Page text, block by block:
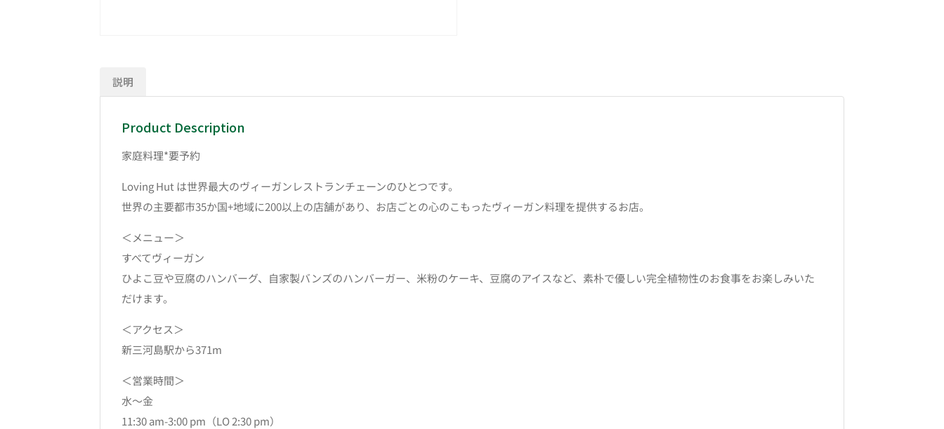
説明
Product Description
家庭料理*要予約
Loving Hut は世界最大のヴィーガンレストランチェーンのひとつです。
世界の主要都市35か国+地域に200以上の店舗があり、お店ごとの心のこもったヴィーガン料理を提供するお店。
＜メニュー＞
すべてヴィーガン
ひよこ豆や豆腐のハンバーグ、自家製バンズのハンバーガー、米粉のケーキ、豆腐のアイスなど、素朴で優しい完全植物性のお食事をお楽しみいた
だけます。
＜アクセス＞
新三河島駅から371m
＜営業時間＞
水〜金
11:30 am-3:00 pm（LO 2:30 pm）